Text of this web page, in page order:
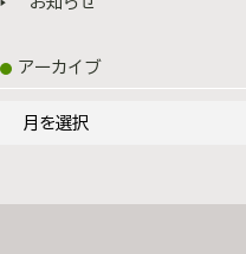
すを薄くする効果がありま
もと)」を分解を助ける作用
アーカイブ
イ